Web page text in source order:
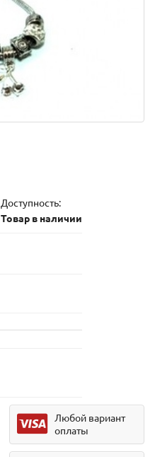
Доступность:
Товар в наличии
Любой вариант
оплаты